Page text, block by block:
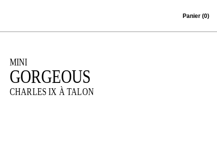
Panier (0)
MINI
GORGEOUS
CHARLES IX À TALON